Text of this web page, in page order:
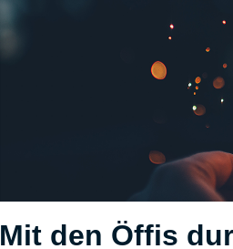
Mit den Öffis